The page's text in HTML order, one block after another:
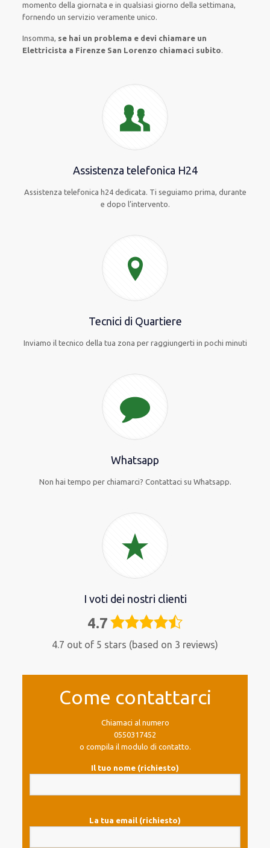
momento della giornata e inqualsiasi giorno della settimana,
fornendo un servizioveramente unico.
Insomma, se hai un problema e devi chiamare un
Elettricista a Firenze San Lorenzo chiamaci subito.
Assistenza telefonica H24
Assistenza telefonica h24 dedicata. Ti seguiamo prima, durante
e dopo l’intervento.
Tecnici di Quartiere
Inviamo il tecnico della tua zona per raggiungerti in pochi minuti
Whatsapp
Non hai tempo per chiamarci? Contattaci su Whatsapp.
I voti dei nostri clienti
4.7 4,7
4.7 out of 5 stars (based on 3 reviews)
Come contattarci
Chiamaci al numero
0550317452
o compila il modulo di contatto.
Il tuo nome (richiesto)
La tua email (richiesto)